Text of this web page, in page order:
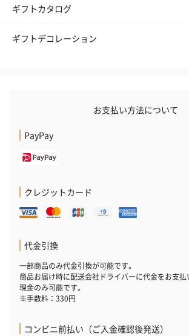
ギフトカタログ
ギフトデコレーション
お支払い方法について
PayPay
クレジットカード
代金引換
一部商品のみ代金引換が可能です。
商品お届け時に配送会社ドライバーに代金をお支
現金のみ可能です。
※手数料：330円
コンビニ前払い（ご入金確認後発送）